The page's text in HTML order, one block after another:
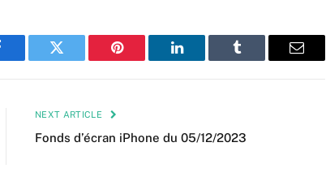
Twitter Pinterest LinkedIn Tumblr Email
NEXT ARTICLE
Fonds d’écran iPhone du 05/12/2023